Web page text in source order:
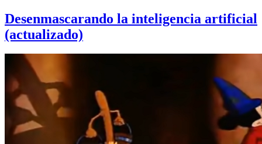
Desenmascarando la inteligencia artificial
(actualizado)